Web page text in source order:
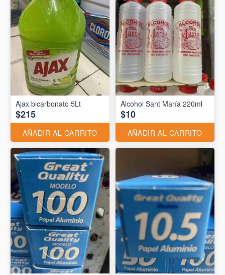
Ajax bicarbonato 5Lt
$215
AÑADIR AL CARRITO
Alcohol Sant María 220ml
$10
AÑADIR AL CARRITO